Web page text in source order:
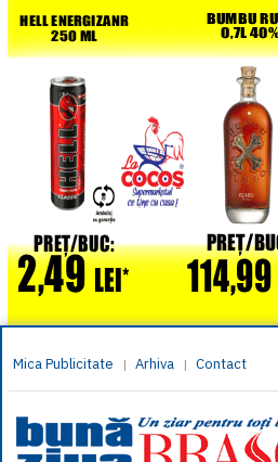
Mica Publicitate | Arhiva | Contact